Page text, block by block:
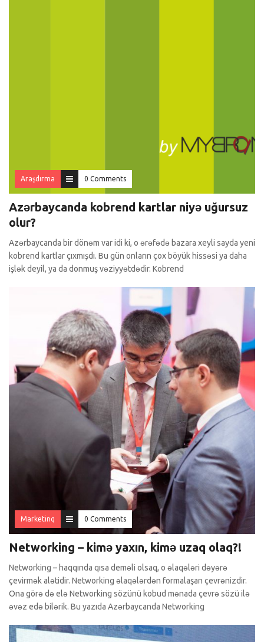
Araşdırma 0 Comments
Azərbaycanda kobrend kartlar niyə uğursuz
olur?
Azərbaycanda bir dönəm var idi ki, o ərəfədə bazara xeyli sayda yeni
kobrend kartlar çıxmışdı. Bu gün onların çox böyük hissəsi ya daha
işlək deyil, ya da donmuş vəziyyətdədir. Kobrend
Marketinq 0 Comments
Networking – kimə yaxın, kimə uzaq olaq?!
Networking – haqqında qısa deməli olsaq, o əlaqələri dəyərə
çevirmək alətidir. Networking əlaqələrdən formalaşan çevrənizdir.
Ona görə də elə Networking sözünü kobud mənada çevrə sözü ilə
əvəz edə bilərik. Bu yazıda Azərbaycanda Networking